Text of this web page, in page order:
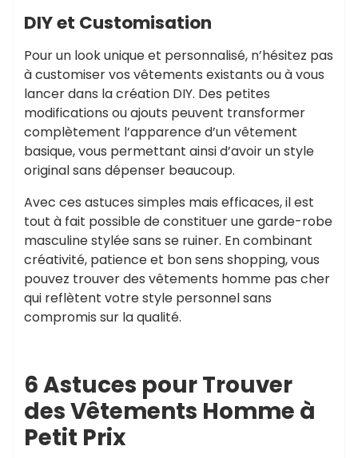
DIY et Customisation
Pour un look unique et personnalisé, n’hésitez pas
à customiser vos vêtements existants ou à vous
lancer dans la création DIY. Des petites
modifications ou ajouts peuvent transformer
complètement l’apparence d’un vêtement
basique, vous permettant ainsi d’avoir un style
original sans dépenser beaucoup.
Avec ces astuces simples mais efficaces, il est
tout à fait possible de constituer une garde-robe
masculine stylée sans se ruiner. En combinant
créativité, patience et bon sens shopping, vous
pouvez trouver des vêtements homme pas cher
qui reflètent votre style personnel sans
compromis sur la qualité.
6 Astuces pour Trouver
des Vêtements Homme à
Petit Prix